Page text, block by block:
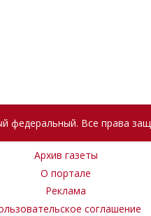
федеральный. Все права
Архив газеты
О портале
Реклама
соглашение